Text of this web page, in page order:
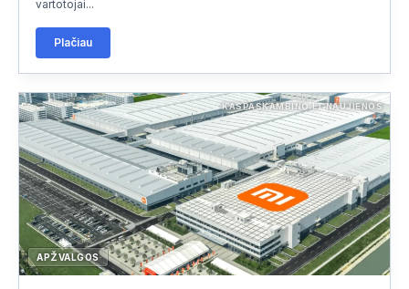
vartotojai...
Plačiau
KASPASKAMBINO.LT NAUJIENOS
APŽVALGOS